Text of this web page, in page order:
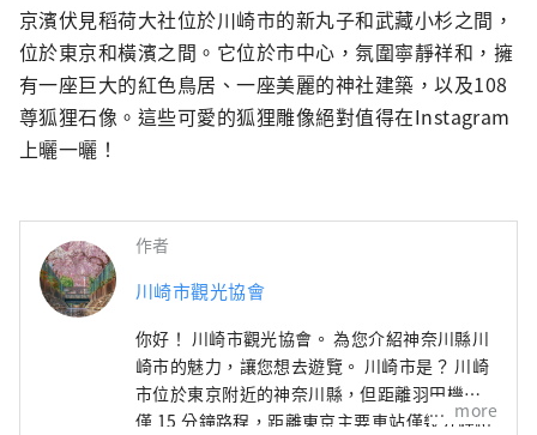
京濱伏見稻荷大社位於川崎市的新丸子和武藏小杉之間，
位於東京和橫濱之間。它位於市中心，氛圍寧靜祥和，擁
有一座巨大的紅色鳥居、一座美麗的神社建築，以及108
尊狐狸石像。這些可愛的狐狸雕像絕對值得在Instagram
上曬一曬！
作者
川崎市觀光協會
你好！ 川崎市觀光協會。 為您介紹神奈川縣川
崎市的魅力，讓您想去遊覽。 川崎市是？ 川崎
市位於東京附近的神奈川縣，但距離羽田機場
僅 15 分鐘路程，距離東京主要車站僅幾分鐘路
more